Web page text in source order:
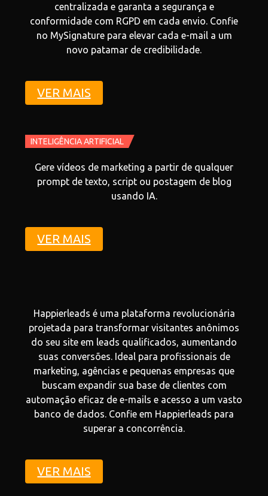
centralizada e garanta a segurança e
conformidade com RGPD em cada envio. Confie
no MySignature para elevar cada e-mail a um
novo patamar de credibilidade.
VER MAIS
INTELIGÊNCIA ARTIFICIAL
Gere vídeos de marketing a partir de qualquer
prompt de texto, script ou postagem de blog
usando IA.
VER MAIS
Happierleads é uma plataforma revolucionária
projetada para transformar visitantes anônimos
do seu site em leads qualificados, aumentando
suas conversões. Ideal para profissionais de
marketing, agências e pequenas empresas que
buscam expandir sua base de clientes com
automação eficaz de e-mails e acesso a um vasto
banco de dados. Confie em Happierleads para
superar a concorrência.
VER MAIS